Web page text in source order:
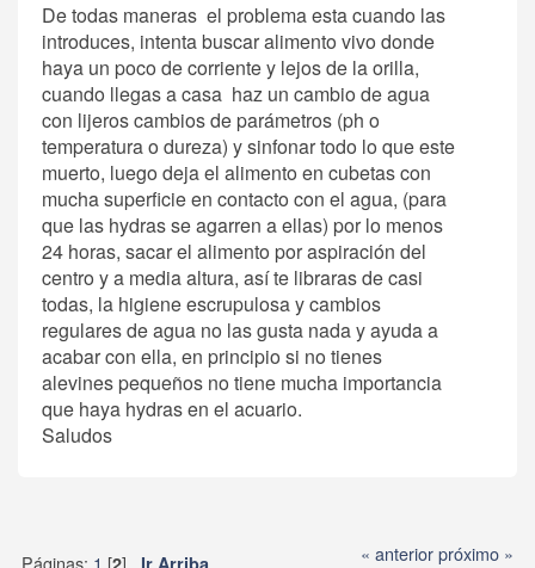
De todas maneras el problema esta cuando las
introduces, intenta buscar alimento vivo donde
haya un poco de corriente y lejos de la orilla,
cuando llegas a casa haz un cambio de agua
con lijeros cambios de parámetros (ph o
temperatura o dureza) y sinfonar todo lo que este
muerto, luego deja el alimento en cubetas con
mucha superficie en contacto con el agua, (para
que las hydras se agarren a ellas) por lo menos
24 horas, sacar el alimento por aspiración del
centro y a media altura, así te libraras de casi
todas, la higiene escrupulosa y cambios
regulares de agua no las gusta nada y ayuda a
acabar con ella, en principio si no tienes
alevines pequeños no tiene mucha importancia
que haya hydras en el acuario.
Saludos
Páginas: 1 [ ] « anteriorpróximo »